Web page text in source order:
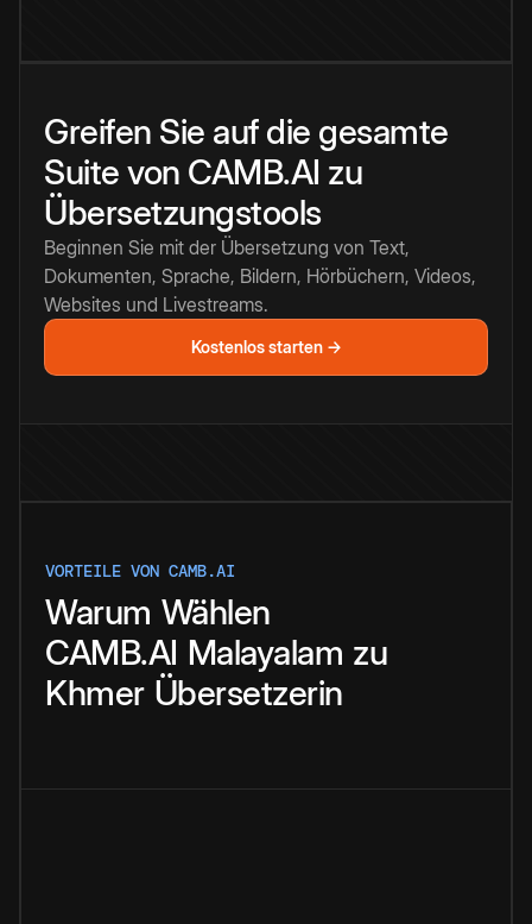
Greifen Sie auf die gesamte
Suite von CAMB.AI zu
Übersetzungstools
Beginnen Sie mit der Übersetzung von Text,
Dokumenten, Sprache, Bildern, Hörbüchern, Videos,
Websites und Livestreams.
Kostenlos starten →
VORTEILE VON CAMB.AI
Warum Wählen
CAMB.AI Malayalam zu
Khmer Übersetzerin